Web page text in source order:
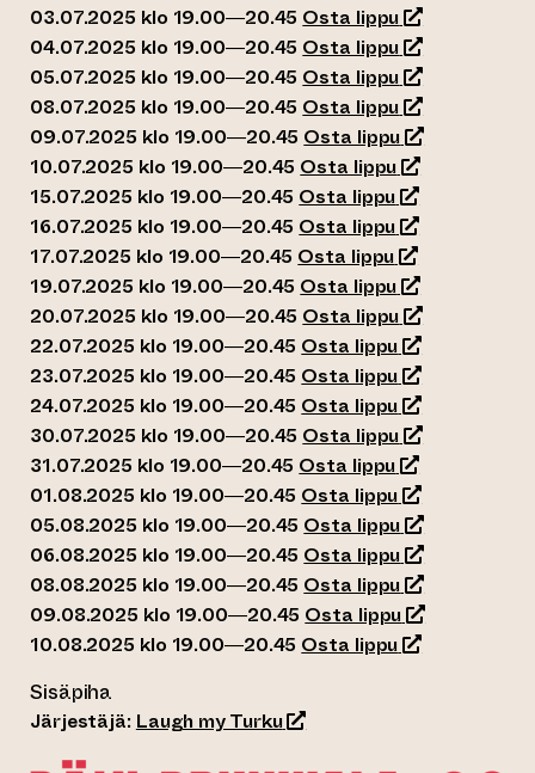
03.07.2025 klo 19.00—20.45 Osta lippu (siirtyy
04.07.2025 klo 19.00—20.45 Osta lippu (siirtyy
05.07.2025 klo 19.00—20.45 Osta lippu (siirtyy
08.07.2025 klo 19.00—20.45 Osta lippu (siirtyy
09.07.2025 klo 19.00—20.45 Osta lippu (siirtyy
10.07.2025 klo 19.00—20.45 Osta lippu (siirtyy
15.07.2025 klo 19.00—20.45 Osta lippu (siirtyy
16.07.2025 klo 19.00—20.45 Osta lippu (siirtyy
17.07.2025 klo 19.00—20.45 Osta lippu (siirtyy
19.07.2025 klo 19.00—20.45 Osta lippu (siirtyy
20.07.2025 klo 19.00—20.45 Osta lippu (siirtyy
22.07.2025 klo 19.00—20.45 Osta lippu (siirtyy
23.07.2025 klo 19.00—20.45 Osta lippu (siirtyy
24.07.2025 klo 19.00—20.45 Osta lippu (siirtyy
30.07.2025 klo 19.00—20.45 Osta lippu (siirtyy
31.07.2025 klo 19.00—20.45 Osta lippu (siirtyy
01.08.2025 klo 19.00—20.45 Osta lippu (siirtyy
05.08.2025 klo 19.00—20.45 Osta lippu (siirtyy
06.08.2025 klo 19.00—20.45 Osta lippu (siirtyy
08.08.2025 klo 19.00—20.45 Osta lippu (siirtyy
09.08.2025 klo 19.00—20.45 Osta lippu (siirtyy
10.08.2025 klo 19.00—20.45 Osta lippu (siirtyy
Sisäpiha
Järjestäjä: Laugh my Turku(siirtyy toiseen